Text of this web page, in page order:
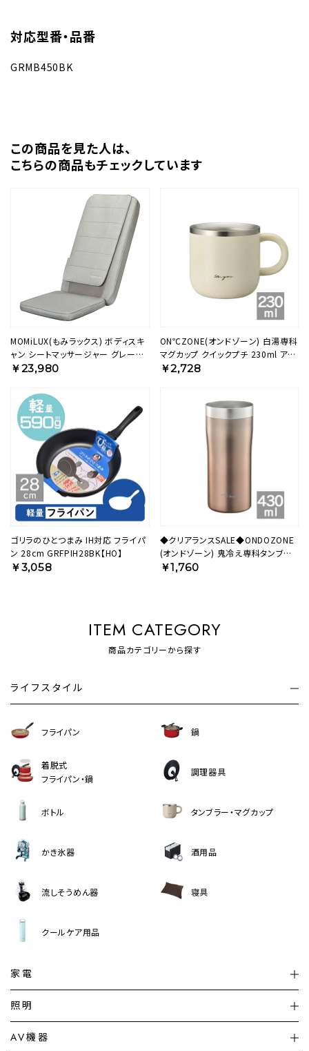
対応型番・品番
GRMB450BK
この商品を⾒た⼈は、
こちらの商品もチェックしています
MOMiLUX(もみラックス) ボディスキ
ャン シートマッサージャー グレー
DMS-2001 GY 【KA】
￥23,980
ON℃ZONE(オンドゾーン) 白湯専科
マグカップ クイックプチ 230ml アイ
ボリー OZSM230IV 【HO】
￥2,728
ゴリラのひとつまみ IH対応 フライパ
ン 28cm GRFPIH28BK【HO】
￥3,058
◆クリアランスSALE◆ONDOZONE
(オンドゾーン) 鬼冷え専科タンブラ
ー 430ml ピンク
￥1,760
ITEM CATEGORY
商品カテゴリーから探す
ライフスタイル
フライパン 鍋
着脱式
フライパン・鍋
調理器具
ボトル タンブラー・マグカップ
かき氷器 酒用品
流しそうめん器 寝具
クールケア用品
家電
加湿器・空気清浄機
照明
シーリングライト
AV機器